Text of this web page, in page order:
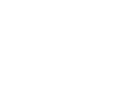
Odbor